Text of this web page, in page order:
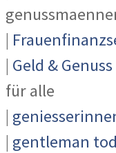
|
| Geld & Genuss
für alle
|
| gentleman